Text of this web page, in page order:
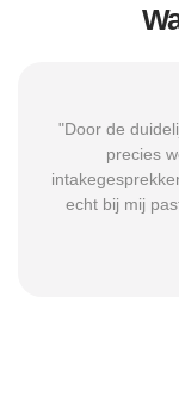
"Door de
precies
echt bij mij